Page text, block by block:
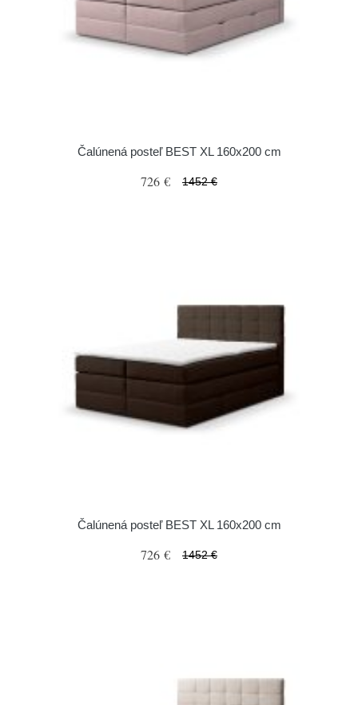
Čalúnená posteľ BEST XL 160x200 cm
726 € 1452 €
Čalúnená posteľ BEST XL 160x200 cm
726 € 1452 €